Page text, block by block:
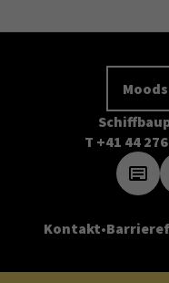
T +41 44
Kontakt